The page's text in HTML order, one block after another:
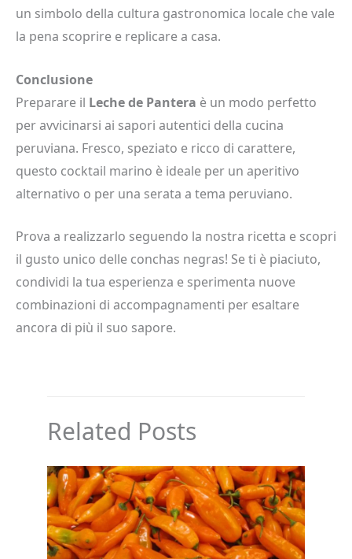
un simbolo della cultura gastronomica locale che vale
la pena scoprire e replicare a casa.
Conclusione
Preparare il Leche de Pantera è un modo perfetto
per avvicinarsi ai sapori autentici della cucina
peruviana. Fresco, speziato e ricco di carattere,
questo cocktail marino è ideale per un aperitivo
alternativo o per una serata a tema peruviano.
Prova a realizzarlo seguendo la nostra ricetta e scopri
il gusto unico delle conchas negras! Se ti è piaciuto,
condividi la tua esperienza e sperimenta nuove
combinazioni di accompagnamenti per esaltare
ancora di più il suo sapore.
Related Posts